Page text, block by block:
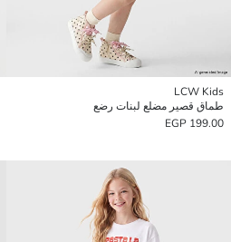
LCW Kids
طماق قصير مضلع لبنات رضع
199.00 EGP